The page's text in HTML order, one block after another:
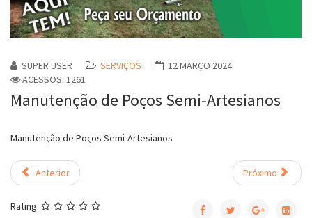
SUPER USER SERVIÇOS
12 MARÇO 2024
ACESSOS: 1261
Manutenção de Poços Semi-Artesianos
Manutenção de Poços Semi-Artesianos
Anterior Próximo
Rating: